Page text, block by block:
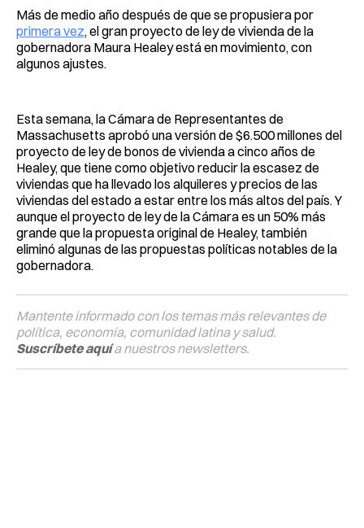
Más de medio año después de que se propusiera por
primera vez, el gran proyecto de ley de vivienda de la
gobernadora Maura Healey está en movimiento, con
algunos ajustes.
Esta semana, la Cámara de Representantes de
Massachusetts aprobó una versión de $6.500 millones del
proyecto de ley de bonos de vivienda a cinco años de
Healey, que tiene como objetivo reducir la escasez de
viviendas que ha llevado los alquileres y precios de las
viviendas del estado a estar entre los más altos del país. Y
aunque el proyecto de ley de la Cámara es un 50% más
grande que la propuesta original de Healey, también
eliminó algunas de las propuestas políticas notables de la
gobernadora.
Mantente informado con los temas más relevantes de
política, economía, comunidad latina y salud.
Suscríbete aquía nuestros newsletters.